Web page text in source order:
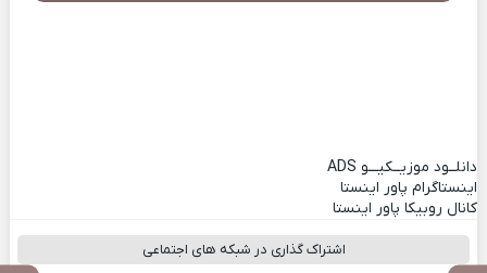
دانلــود موزیــکیـــو ADS
اینستاگرام پاور اینستا
کانال روبیکا پاور اینستا
اشتراک گذاری در شبکه های اجتماعی